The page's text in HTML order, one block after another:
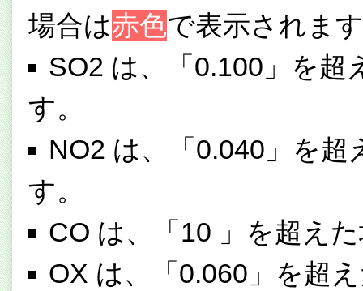
場合は赤色で表示されま
SO2 は、「0.100」を超
す。
NO2 は、「0.040」を超
す。
CO は、「10 」を超え
OX は、「0.060」を超